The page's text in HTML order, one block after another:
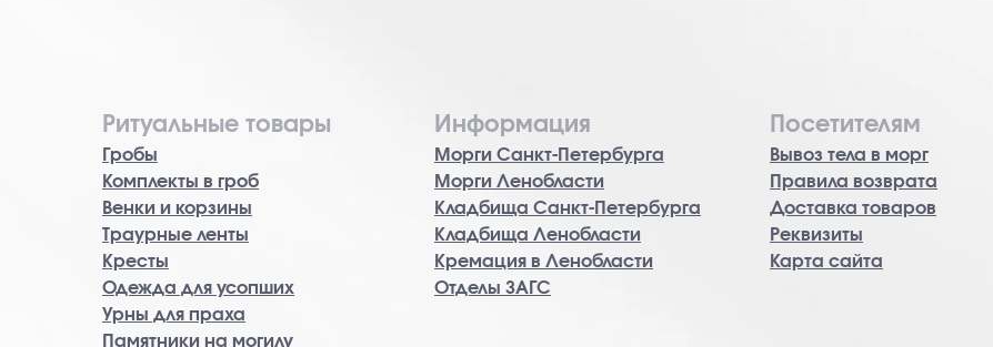
Ритуальные товары
Гробы
Комплекты в гроб
Венки и корзины
Траурные ленты
Кресты
Одежда для усопших
Урны для праха
Памятники на могилу
Посетителям
Вывоз тела в морг
Правила возврата
Доставка товаров
Реквизиты
Карта сайта
Информация
Морги Санкт-Петербурга
Морги Ленобласти
Кладбища Санкт-Петербурга
Кладбища Ленобласти
Кремация в Ленобласти
Отделы ЗАГС